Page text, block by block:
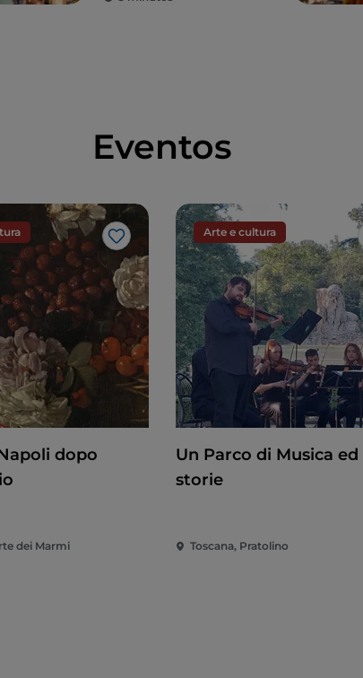
Eventos
Gosto
dopo
dei Marmi
Arte e cultura
Un Parco di Musica
storie
Toscana, Pratolino